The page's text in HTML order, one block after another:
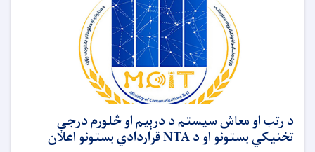
د رتب او معاش سیستم د درېیم او څلورم درجې
تخنیکي بستونو او د NTA قراردادي بستونو اعلان